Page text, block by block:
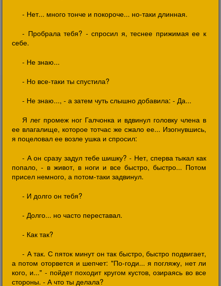
- Нет... много тонче и покороче... но-таки длинная.
- Пробрала тебя? - спросил я, теснее прижимая ее к
себе.
- Не знаю...
- Но все-таки ты спустила?
- Не знаю..., - а затем чуть слышно добавила: - Да...
Я лег промеж ног Галчонка и вдвинул головку члена в
ее влагалище, которое тотчас же сжало ее... Изогнувшись,
я поцеловал ее возле ушка и спросил:
- А он сразу задул тебе шишку? - Нет, сперва тыкал как
попало, - в живот, в ноги и все быстро, быстро... Потом
присел немного, а потом-таки задвинул.
- И долго он тебя?
- Долго... но часто переставал.
- Как так?
- А так. С пяток минут он так быстро, быстро подвигает,
а потом оторвется и шепчет: "По-годи... я погляжу, нет ли
кого, и..." - пойдет походит кругом кустов, озираясь во все
стороны. - А что ты делала?